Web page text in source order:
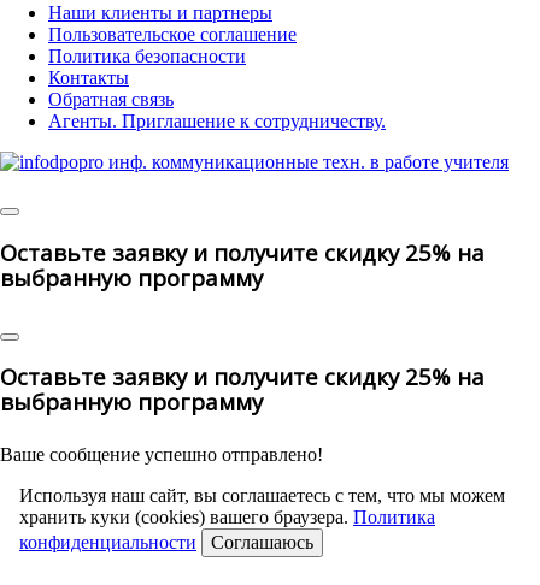
Наши клиенты и партнеры
Пользовательское соглашение
Политика безопасности
Контакты
Обратная связь
Агенты. Приглашение к сотрудничеству.
Оставьте заявку и получите скидку 25% на
выбранную программу
Оставьте заявку и получите скидку 25% на
выбранную программу
Ваше сообщение успешно отправлено!
Используя наш сайт, вы соглашаетесь с тем, что мы можем
хранить куки (cookies) вашего браузера. Политика
конфиденциальности
Соглашаюсь